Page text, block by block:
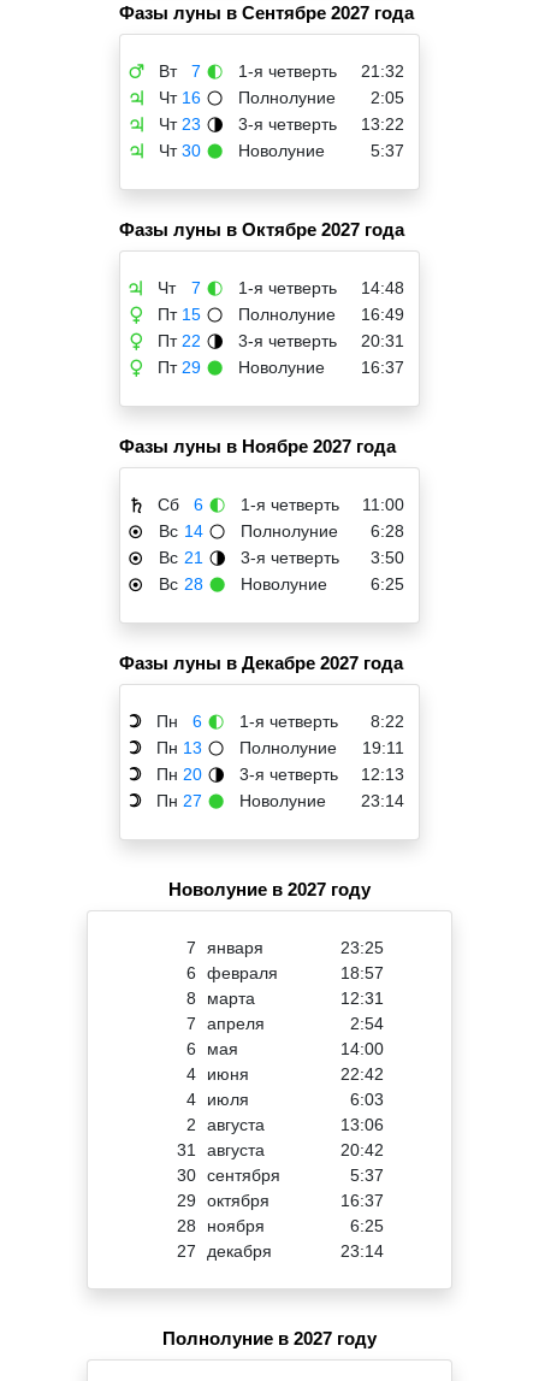
Фазы луны в Сентябре 2027 года
♂ Вт 7 🌓 1-я четверть 21:32
♃ Чт 16 🌕 Полнолуние 2:05
♃ Чт 23 🌗 3-я четверть 13:22
♃ Чт 30 🌑 Новолуние 5:37
Фазы луны в Октябре 2027 года
♃ Чт 7 🌓 1-я четверть 14:48
♀ Пт 15 🌕 Полнолуние 16:49
♀ Пт 22 🌗 3-я четверть 20:31
♀ Пт 29 🌑 Новолуние 16:37
Фазы луны в Ноябре 2027 года
♄ Сб 6 🌓 1-я четверть 11:00
☉ Вс 14 🌕 Полнолуние 6:28
☉ Вс 21 🌗 3-я четверть 3:50
☉ Вс 28 🌑 Новолуние 6:25
Фазы луны в Декабре 2027 года
☽ Пн 6 🌓 1-я четверть 8:22
☽ Пн 13 🌕 Полнолуние 19:11
☽ Пн 20 🌗 3-я четверть 12:13
☽ Пн 27 🌑 Новолуние 23:14
Новолуние в 2027 году
7 января
23:25
6
февраля
18:57
8
марта
12:31
7
апреля
2:54
6
мая
14:00
4
июня
22:42
4
июля
6:03
2
августа
13:06
31
августа
20:42
30 сентября
5:37
29 октября
16:37
28
ноября
6:25
27
декабря 23:14
Полнолуние в 2027 году